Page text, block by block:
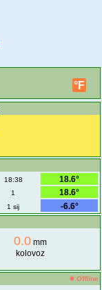
°F
18:38
18.6°
1
18.6°
1 sij
-6.6°
0.0mm
kolovoz
Offline